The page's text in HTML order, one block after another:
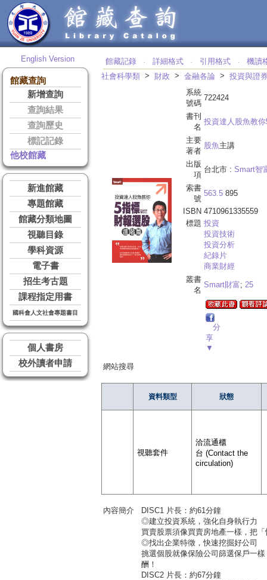
English Version
館藏查詢
新增查詢
查詢結果
查詢歷史
標記記錄
他校館藏
新進館藏
專題館藏
館藏分類地圖
視聽目錄
學科資源
電子書
招生考古題
課程指定用書
國科會人文社會專題書目
個人書房
校外讀者申請
館藏記錄 ‧ 詳細格式 ‧ 引用格式 ‧
機讀
社會科學類 > 財政 > 金融各論 > 投資與證
系統
號碼
722424
書刊
名
投資達人股魚教
主要
著者
股魚主講
出版
項
台北市 : Smart智
索書
號
563.5 895
ISBN 4710961335559
標題 投資
投資技術
投資分析
紀錄片
商業財經
叢書
名
Smart財富; 25
分
享
▼
網站搜尋
資料類型 狀態
視聽套件
洽流通櫃
台 (Contact the
circulation)
內容簡介
DISC1 片長：約61分鐘
◎建立投資系統，強化自身執行力
買賣股票須像買賣房地產一樣，把
◎找出企業特徵，快速挖掘好公司
挑選個股就像保險公司篩選保戶一
酬！
DISC2 片長：約67分鐘